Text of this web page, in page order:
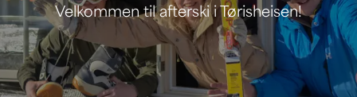
Velkommen til afterski i Tørisheisen!